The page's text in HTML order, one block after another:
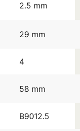
2.5 mm
29 mm
4
58 mm
B9012.5